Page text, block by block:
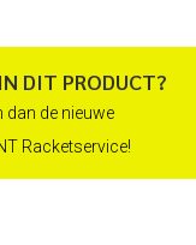
DIT PRODUCT?
dan de nieuwe
Racketservice!